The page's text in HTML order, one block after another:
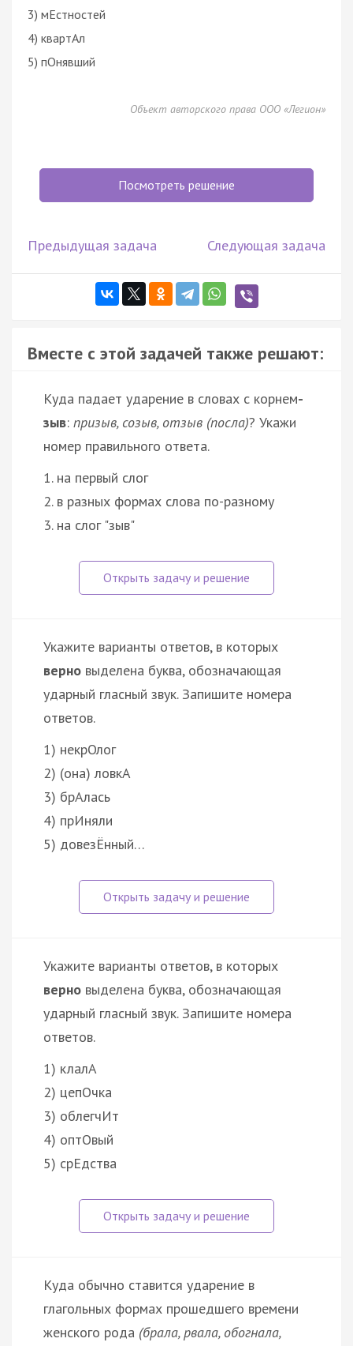
3) мЕстностей
4) квартАл
5) пОнявший
Объект авторского права ООО «Легион»
Посмотреть решение
Предыдущая задача Следующая задача
Вместе с этой задачей также решают:
Куда падает ударение в словах с корнем-
зыв: призыв, созыв, отзыв (посла)? Укажи
номер правильного ответа.
1. на первый слог
2. в разных формах слова по-разному
3. на слог "зыв"
Укажите варианты ответов, в которых
верно выделена буква, обозначающая
ударный гласный звук. Запишите номера
ответов.
1) некрОлог
2) (она) ловкА
3) брАлась
4) прИняли
5) довезЁнный…
Укажите варианты ответов, в которых
верно выделена буква, обозначающая
ударный гласный звук. Запишите номера
ответов.
1) клалА
2) цепОчка
3) облегчИт
4) оптОвый
5) срЕдства
Куда обычно ставится ударение в
глагольных формах прошедшего времени
женского рода (брала, рвала, обогнала,